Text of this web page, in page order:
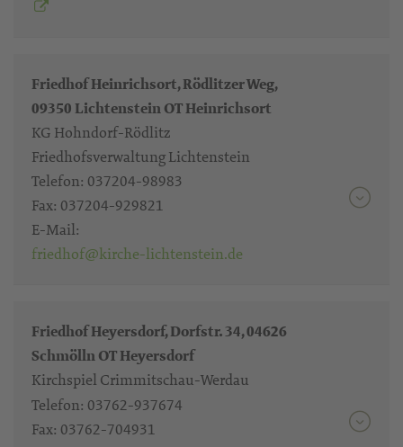
Friedhof Heinrichsort, Rödlitzer Weg,
09350 Lichtenstein OT Heinrichsort
KG Hohndorf-Rödlitz
Friedhofsverwaltung Lichtenstein
Telefon: 037204-98983
Fax: 037204-929821
E-Mail:
friedhof@kirche-lichtenstein.de
Friedhof Heyersdorf, Dorfstr. 34, 04626
Schmölln OT Heyersdorf
Kirchspiel Crimmitschau-Werdau
Telefon: 03762-937674
Fax: 03762-704931